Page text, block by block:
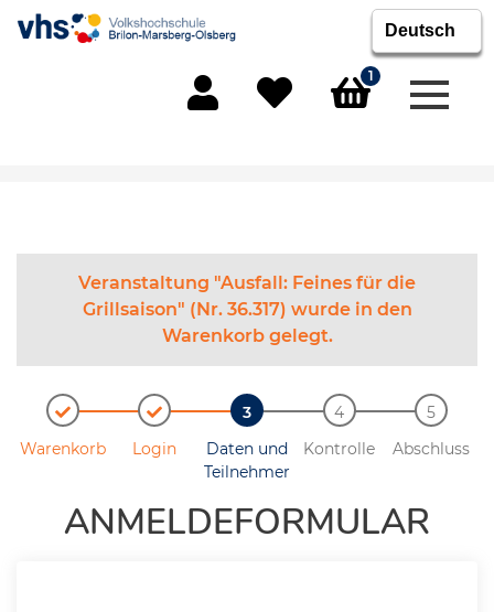
1
Veranstaltung "Ausfall: Feines für die
Grillsaison" (Nr. 36.317) wurde in den
Warenkorb gelegt.
Warenkorb Login
Daten und
Teilnehmer
Kontrolle Abschluss
ANMELDEFORMULAR